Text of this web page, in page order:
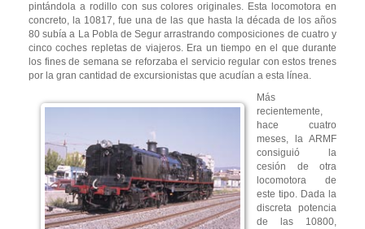
pintándola a rodillo con sus colores originales. Esta locomotora en
concreto, la 10817, fue una de las que hasta la década de los años
80 subía a La Pobla de Segur arrastrando composiciones de cuatro y
cinco coches repletas de viajeros. Era un tiempo en el que durante
los fines de semana se reforzaba el servicio regular con estos trenes
por la gran cantidad de excursionistas que acudían a esta línea.
Más
recientemente,
hace cuatro
meses, la ARMF
consiguió la
cesión de otra
locomotora de
este tipo. Dada la
discreta potencia
de las 10800,